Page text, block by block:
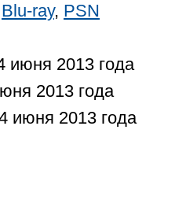
Blu-ray, PSN
июня 2013 года
2013 года
июня 2013 года